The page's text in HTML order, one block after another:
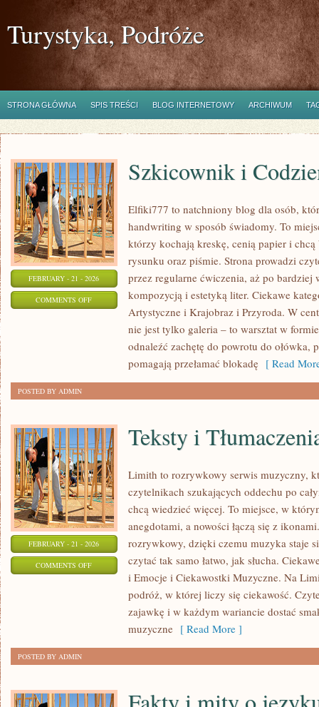
Turystyka, Podróże
STRONA GŁÓWNA SPIS TREŚCI BLOG INTERNETOWY ARCHIWUM
FEBRUARY - 21 - 2026
COMMENTS OFFON
SZKICOWNIK
CODZIENNA
PRAKTYKA
Szkicownik i
Elfiki777 to natchniony blog dla osób,
handwriting w sposób świadomy. To
którzy kochają kreskę, cenią papier i chcą
rysunku oraz piśmie. Strona prowadzi
przez regularne ćwiczenia, aż po bardziej
kompozycją i estetyką liter. Ciekawe
Artystyczne i Krajobraz i Przyroda. W
nie jest tylko galeria – to warsztat w
odnaleźć zachętę do powrotu do ołówka,
pomagają przełamać blokadę [ Read
POSTED BY ADMIN
FEBRUARY - 21 - 2026
COMMENTS OFFON
TŁUMACZENIA
Teksty i
Limith to rozrywkowy serwis muzyczny,
czytelnikach szukających oddechu po
chcą wiedzieć więcej. To miejsce, w
anegdotami, a nowości łączą się z
rozrywkowy, dzięki czemu muzyka staje
czytać tak samo łatwo, jak słucha.
i Emocje i Ciekawostki Muzyczne. Na
podróż, w której liczy się ciekawość.
zajawkę i w każdym wariancie dostać
muzyczne [ Read More ]
POSTED BY ADMIN